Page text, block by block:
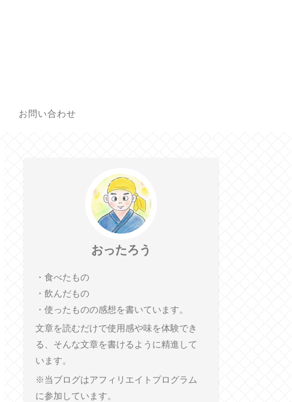
お問い合わせ
おったろう
・食べたもの
・飲んだもの
・使ったものの感想を書いています。
文章を読むだけで使用感や味を体験でき
る、そんな文章を書けるように精進して
います。
※当ブログはアフィリエイトプログラム
に参加しています。